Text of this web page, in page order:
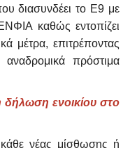
διασυνδέει το Ε9 με
καθώς εντοπίζει
μέτρα, επιτρέποντας
πρόστιμα
δήλωση ενοικίου στο
νέας μίσθωσης ή